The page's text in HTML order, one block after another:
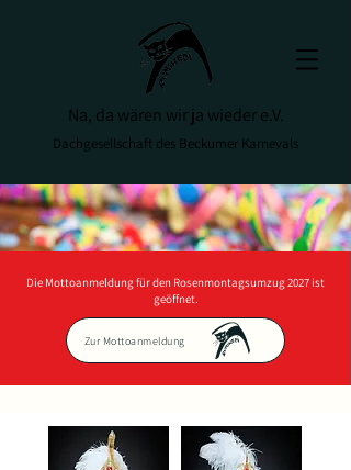
Na, da wären wir ja wieder e.V.
Dachgesellschaft des Beckumer Karnevals
Die Mottoanmeldung für den Rosenmontagsumzug 2027 ist
geöffnet.
Zur Mottoanmeldung